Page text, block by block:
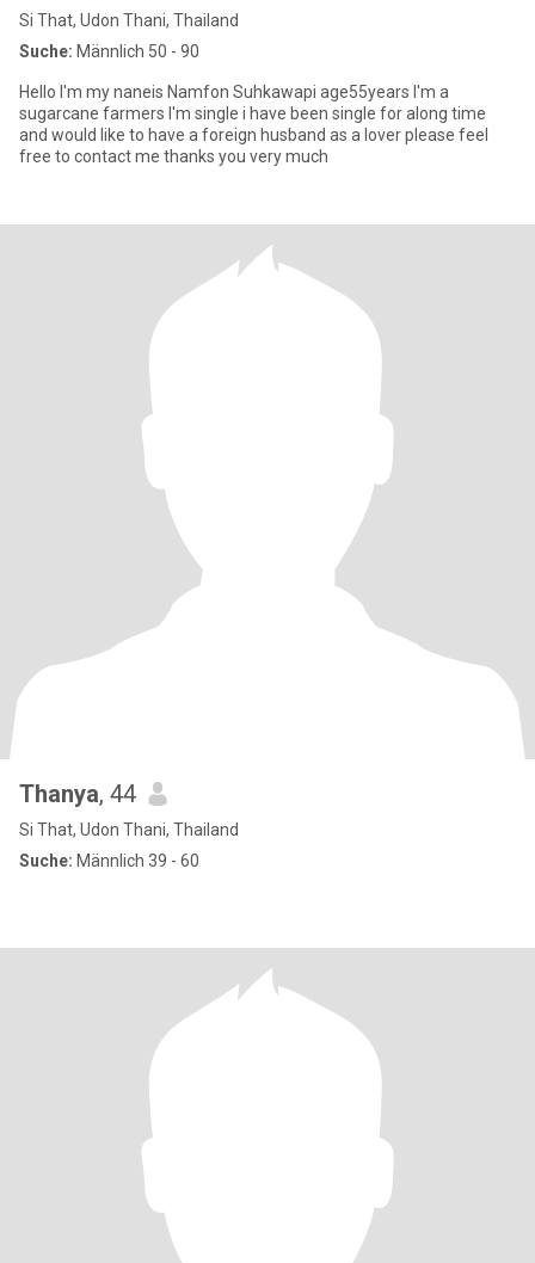
Si That, Udon Thani, Thailand
Suche: Männlich 50 - 90
Hello I'm my naneis Namfon Suhkawapi age55years I'm a
sugarcane farmers I'm single i have been single for along time
and would like to have a foreign husband as a lover please feel
free to contact me thanks you very much
Thanya, 44
Si That, Udon Thani, Thailand
Suche: Männlich 39 - 60